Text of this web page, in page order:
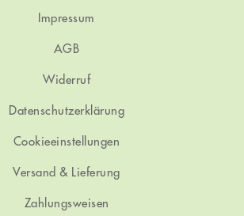
Impressum
AGB
Widerruf
Datenschutzerklärung
Cookieeinstellungen
Versand & Lieferung
Zahlungsweisen